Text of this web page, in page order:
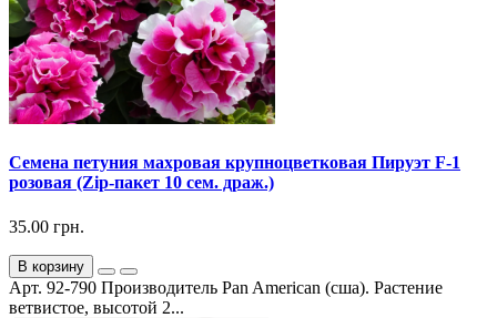
Семена петуния махровая крупноцветковая Пируэт F-1
розовая (Zip-пакет 10 сем. драж.)
35.00 грн.
В корзину
Арт. 92-790 Производитель Pan American (сша). Растение
ветвистое, высотой 2...